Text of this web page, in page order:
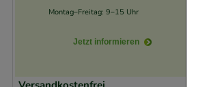
Montag–Freitag: 9–15 Uhr
Jetzt informieren